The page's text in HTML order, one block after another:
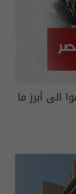
الى أبرز ما